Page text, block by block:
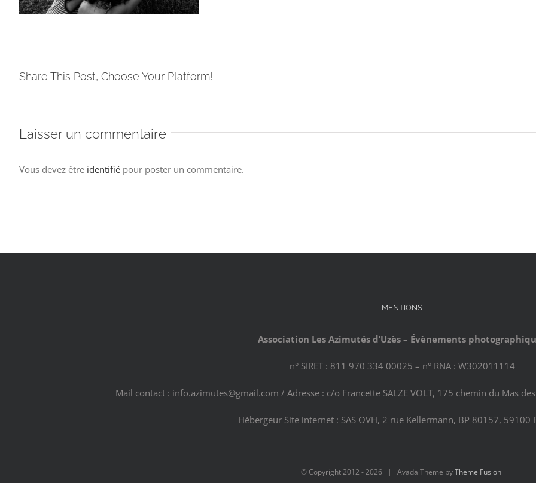
Share This Post, Choose Your Platform!
Laisser un commentaire
Vous devez être identifié pour poster un commentaire.
MENTIONS
Association Les Azimutés d’Uzès – Évènements
n° SIRET : 811 970 334 00025 – n° RNA : W302011114
Mail contact : info.azimutes@gmail.com / Adresse : c/o Francette SALZE VOLT, 175 chemin du Mas
Hébergeur Site internet : SAS OVH, 2 rue Kellermann, BP 80157, 59100
© Copyright 2012 -2026 | Avada Theme byTheme Fusion